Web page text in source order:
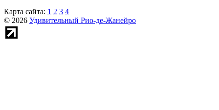
Карта сайта: 1 2 3 4
© 2026 Удивительный Рио-де-Жанейро